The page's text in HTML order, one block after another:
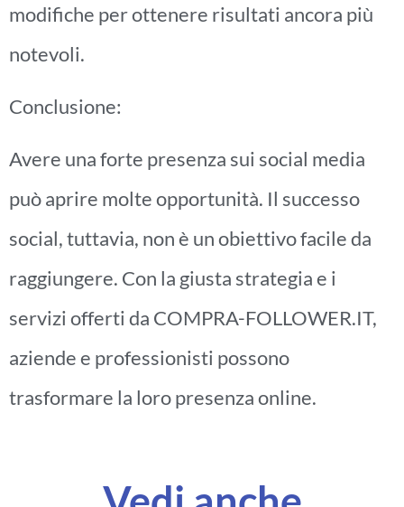
modifiche per ottenere risultati ancora più
notevoli.
Conclusione:
Avere una forte presenza sui social media
può aprire molte opportunità. Il successo
social, tuttavia, non è un obiettivo facile da
raggiungere. Con la giusta strategia e i
servizi offerti da COMPRA-FOLLOWER.IT,
aziende e professionisti possono
trasformare la loro presenza online.